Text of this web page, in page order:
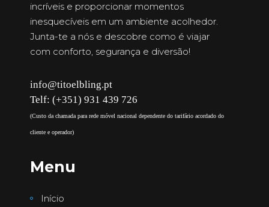
incríveis e proporcionar momentos
inesquecíveis em um ambiente acolhedor.
Junta-te a nós e descobre como é viajar
com conforto, segurança e diversão!
info@titoelbling.pt
Telf: (+351) 931 439 726
(Custo da chamada para rede móvel nacional dependente do tarifário acordado do
cliente e operador)
Menu
Início